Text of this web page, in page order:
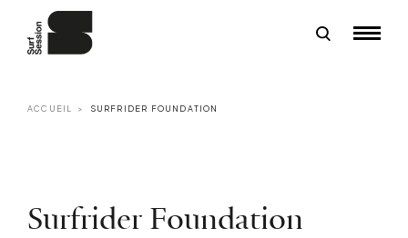
ACCUEIL SURFRIDER FOUNDATION
Surfrider Foundation